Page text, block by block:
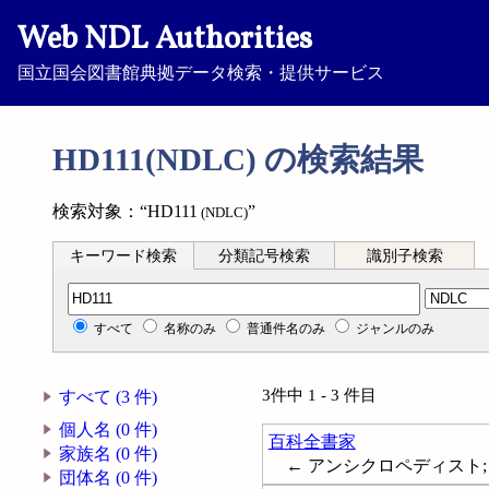
Web NDL Authorities
国立国会図書館典拠データ検索・提供サービス
HD111(NDLC) の検索結果
検索対象：“HD111 (NDLC)”
キーワード検索 分類記号検索 識別子検索
分類記号検索
すべて 名称のみ 普通件名のみ ジャンルのみ
すべて (3 件)
個人名 (0 件)
家族名 (0 件)
団体名 (0 件)
3件中 1 - 3 件目
百科全書家
← アンシクロペディスト;